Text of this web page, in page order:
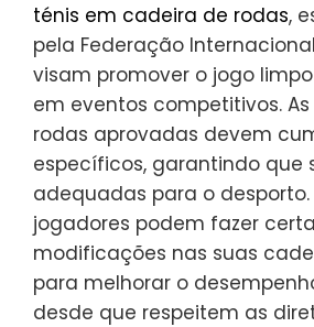
ténis em cadeira de rodas,
pela Federação
visam promover o jogo
em eventos competitivos.
rodas aprovadas devem
específicos, garantindo que
adequadas para o desporto.
jogadores podem fazer
modificações nas suas
para melhorar o
desde que respeitem as